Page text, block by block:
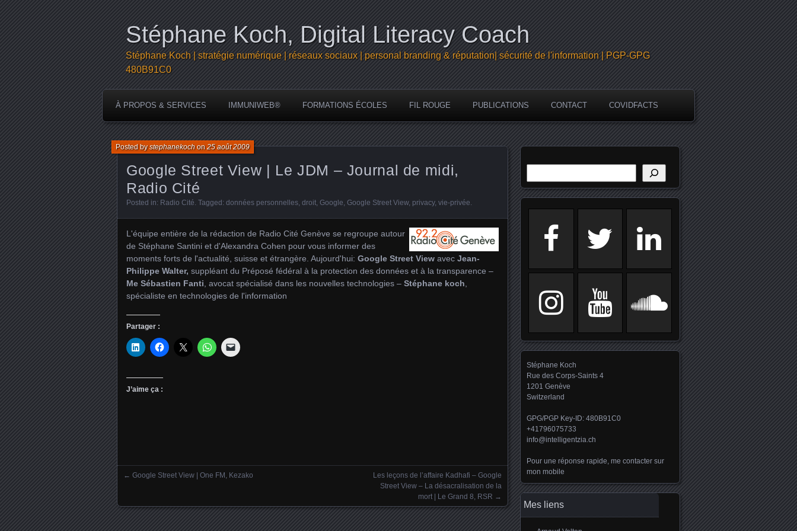
Stéphane Koch, Digital Literacy Coach
Stéphane Koch | stratégie numérique | réseaux sociaux | personal branding & réputation| sécurité de l'information | PGP-GPG
480B91C0
À PROPOS & SERVICES IMMUNIWEB® FORMATIONS ÉCOLES FIL ROUGE PUBLICATIONS CONTACT COVIDFACTS
Google Street View | Le JDM – Journal de midi,
Radio Cité
Posted bystephanekochon25 août 2009
Posted in: Radio Cité. Tagged: données personnelles, droit, Google, Google Street View, privacy, vie-privée.
L'équipe entière de la rédaction de Radio Cité Genève se regroupe autour
de Stéphane Santini et d'Alexandra Cohen pour vous informer des
moments forts de l'actualité, suisse et étrangère. Aujourd'hui: Google Street View avec Jean-
Philippe Walter, suppléant du Préposé fédéral à la protection des données et à la transparence –
Me Sébastien Fanti , avocat spécialisé dans les nouvelles technologies – Stéphane koch
spécialiste en technologies de l'information
Partager :
J’aime ça :
← Google Street View | One FM, Kezako
Les leçons de l’affaire Kadhafi – Google
Street View – La désacralisation de la
mort | Le Grand 8, RSR →
Stéphane Koch
Rue des Corps-Saints 4
1201 Genève
Switzerland
GPG/PGP Key-ID: 480B91C0
+41796075733
info@intelligentzia.ch
Pour une réponse rapide, me contacter sur
mon mobile
Mes liens